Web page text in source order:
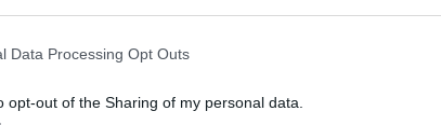
Data Processing Opt Outs
opt-out of the Sharing of my personal data.
casi 450.000 personas físicas y jurídicas,
y ubicación geográfica. Los
de Barcelona no tenían porqué lanzar mensajes